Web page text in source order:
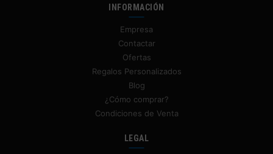
INFORMACIÓN
Empresa
Contactar
Ofertas
Regalos Personalizados
Blog
¿Cómo comprar?
Condiciones de Venta
LEGAL